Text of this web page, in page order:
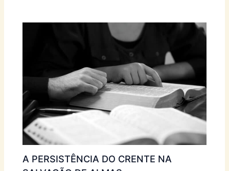
A PERSISTÊNCIA DO CRENTE NA